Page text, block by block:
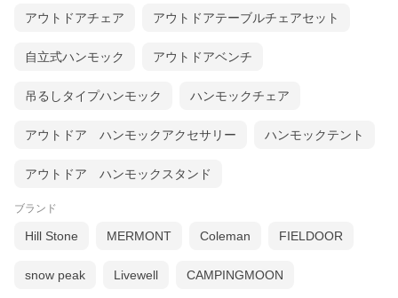
新ロゴ金属プレート付で
重厚感UP
アウトドアチェア アウトドアテーブルチェアセット
自立式ハンモック アウトドアベンチ
吊るしタイプハンモック ハンモックチェア
アウトドア ハンモックアクセサリー ハンモックテント
アウトドア ハンモックスタンド
ブランド
Hill Stone MERMONT Coleman FIELDOOR
snow peak Livewell CAMPINGMOON